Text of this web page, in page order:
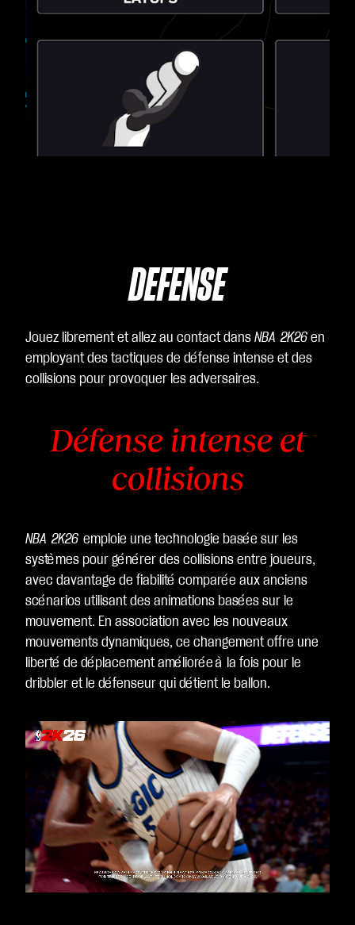
DÉFENSE
Jouez librement et allez au contact dans NBA 2K26 en
employant des tactiques de défense intense et des
collisions pour provoquer les adversaires.
Défense intense et
collisions
NBA 2K26 emploie une technologie basée sur les
systèmes pour générer des collisions entre joueurs,
avec davantage de fiabilité comparée aux anciens
scénarios utilisant des animations basées sur le
mouvement. En association avec les nouveaux
mouvements dynamiques, ce changement offre une
liberté de déplacement améliorée à la fois pour le
dribbler et le défenseur qui détient le ballon.